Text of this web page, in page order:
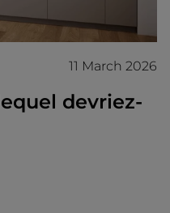
11 March 2026
devriez-